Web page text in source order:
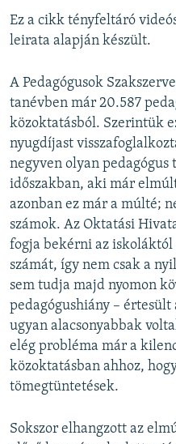
Ez a cikk tényfeltáró
leirata alapján készült.
A Pedagógusok
tanévben már 20.587
közoktatásból. Szerintük
nyugdíjast
negyven olyan pedagógus
időszakban, aki már
azonban ez már a múlté;
számok. Az Oktatási
fogja bekérni az
számát, így nem csak a
sem tudja majd nyomon
pedagógushiány – értesült
ugyan alacsonyabbak
elég probléma már a
közoktatásban ahhoz,
tömegtüntetések.
Sokszor elhangzott az